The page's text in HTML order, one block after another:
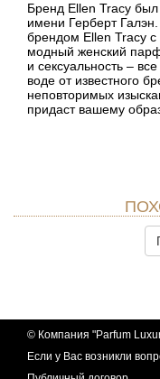
Бренд Ellen Tracy
имени Герберт
брендом Ellen Tracy с
модный женский
и сексуальность –
воде от известного
неповторимых
придаст вашему
© Компания "Parfum
Если у Вас возникли